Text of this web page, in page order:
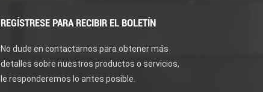
REGÍSTRESE PARA RECIBIR EL BOLETÍN
No dude en contactarnos para obtener más
detalles sobre nuestros productos o servicios,
le responderemos lo antes posible.